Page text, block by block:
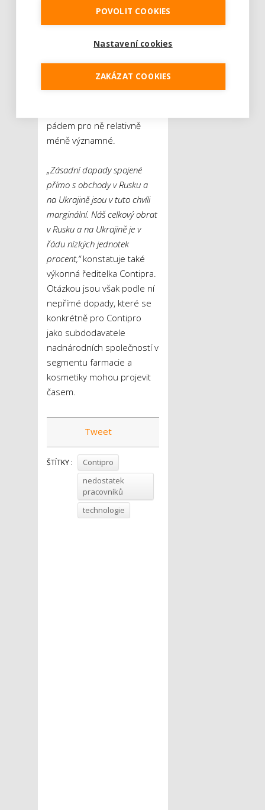
Menší podniky přitom
firmy se však z uvedené
závislosti vymykají, protože
se dokázaly lépe prosadit i
pádem pro ně relativně
méně významné.
„Zásadní dopady spojené
přímo s obchody v Rusku a
na Ukrajině jsou v tuto chvíli
marginální. Náš celkový obrat
v Rusku a na Ukrajině je v
řádu nízkých jednotek
procent,“konstatuje také
výkonná ředitelka Contipra.
Otázkou jsou však podle ní
nepřímé dopady, které se
konkrétně pro Contipro
jako subdodavatele
nadnárodních společností v
segmentu farmacie a
kosmetiky mohou projevit
časem.
Tweet
ŠTÍTKY :
Contipro
nedostatek
pracovníků
technologie
POVOLIT COOKIES
Nastavení cookies
ZAKÁZAT COOKIES